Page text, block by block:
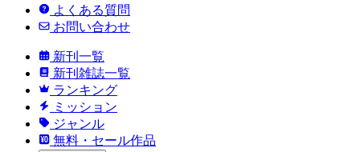
よくある質問
お問い合わせ
新刊一覧
新刊雑誌一覧
ランキング
ミッション
ジャンル
無料・セール作品